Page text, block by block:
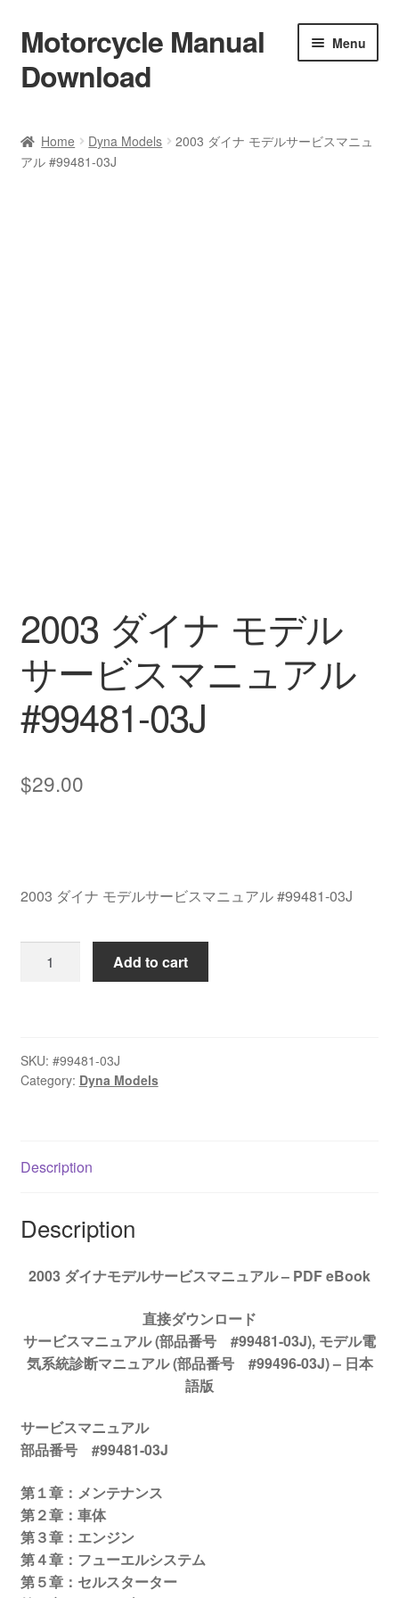
Skip
to
navigation
Skip
to
content
Motorcycle Manual
Download
Menu
Shop
Home Dyna Models
2003 ダイナ モデルサービスマニュ
アル #99481-03J
2003 ダイナ モデル
サービスマニュアル
#99481-03J
$29.00
2003 ダイナ モデルサービスマニュアル #99481-03J
2003
デ
ル
ス
ニ
ュ
ル
03J
quantity
Add to cart
SKU: #99481-03J
Category: Dyna Models
Description
Description
2003 ダイナモデルサービスマニュアル – PDF eBook
直接ダウンロード
サービスマニュアル (部品番号 #99481-03J), モデル電
気系統診断マニュアル (部品番号 #99496-03J) – 日本
語版
サービスマニュアル
部品番号#99481-03J
第１章：メンテナンス
第２章：車体
第３章：エンジン
第４章：フューエルシステム
第５章：セルスターター